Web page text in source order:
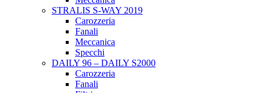
STRALIS S-WAY 2019
Carozzeria
Fanali
Meccanica
Specchi
DAILY 96 – DAILY S2000
Carozzeria
Fanali